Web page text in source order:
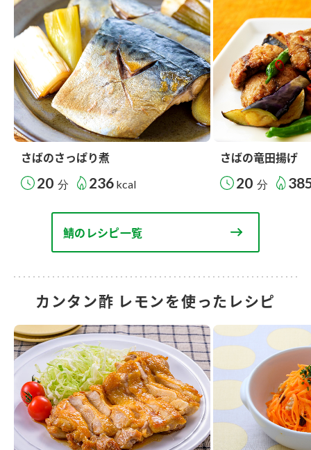
さばのさっぱり煮
20 分 236 kcal
さばの竜田揚げ
20 分
鯖のレシピ一覧
カンタン酢 レモンを使ったレシピ